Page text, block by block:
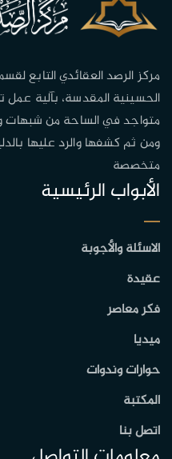
مركز الرصد العقائدي التابع
الحسينية المقدسة، بآلية
متواجد في الساحة من شبهات
ومن ثم كشفها والرد عليها
متخصصة
الأبواب الرئيسية
الاسئلة والأجوبة
عقيدة
فكر معاصر
ميديا
حوارات وندوات
المكتبة
اتصل بنا